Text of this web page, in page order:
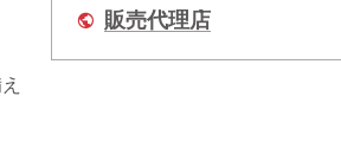
販売代理店